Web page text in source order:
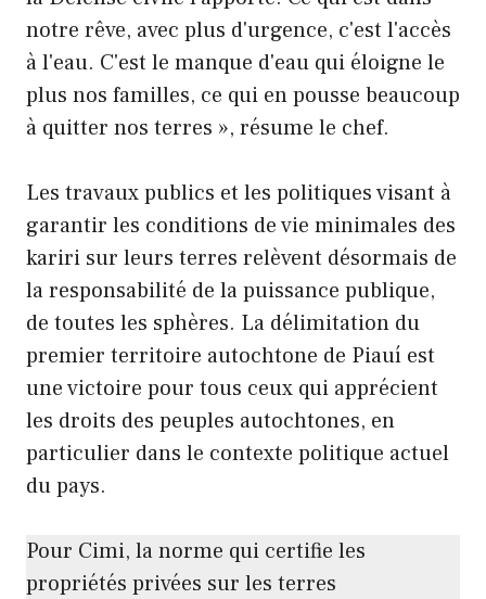
notre rêve, avec plus d'urgence, c'est l'accès
à l'eau. C'est le manque d'eau qui éloigne le
plus nos familles, ce qui en pousse beaucoup
à quitter nos terres », résume le chef.
Les travaux publics et les politiques visant à
garantir les conditions de vie minimales des
kariri sur leurs terres relèvent désormais de
la responsabilité de la puissance publique,
de toutes les sphères. La délimitation du
premier territoire autochtone de Piauí est
une victoire pour tous ceux qui apprécient
les droits des peuples autochtones, en
particulier dans le contexte politique actuel
du pays.
Pour Cimi, la norme qui certifie les
propriétés privées sur les terres